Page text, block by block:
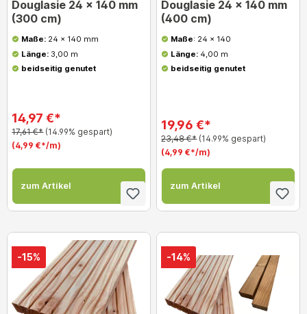
Douglasie 24 x 140 mm
(300 cm)
Maße:24 x 140 mm
Länge:3,00 m
beidseitig genutet
14,97 €*
17,61 €* (14.99% gespart)
(4,99 €*/m)
zum Artikel
Douglasie 24 x 140 mm
(400 cm)
Maße: 24 x 140
Länge: 4,00 m
beidseitig genutet
19,96 €*
23,48 €* (14.99% gespart)
(4,99 €*/m)
zum Artikel
-15% -14%